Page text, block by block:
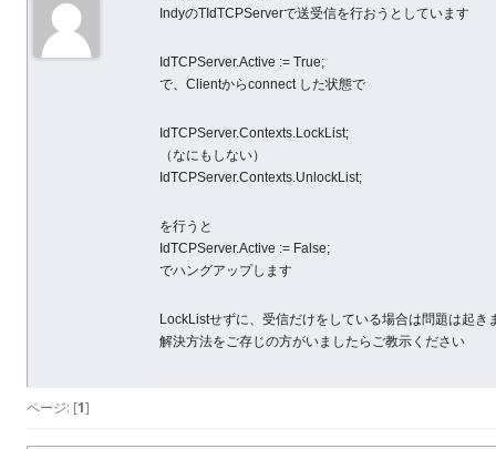
IndyのTIdTCPServerで送受信を行おうとしています
IdTCPServer.Active := True;
で、Clientからconnect した状態で
IdTCPServer.Contexts.LockList;
（なにもしない）
IdTCPServer.Contexts.UnlockList;
を行うと
IdTCPServer.Active := False;
でハングアップします
LockListせずに、受信だけをしている場合は問題は起き
解決方法をご存じの方がいましたらご教示ください
ページ: [1]